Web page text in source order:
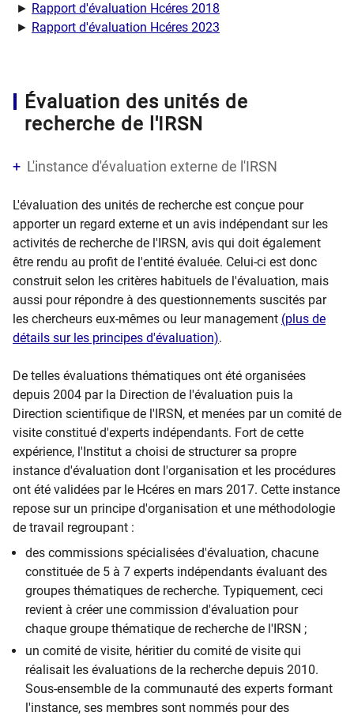
► Rapport d'évaluation Hcéres 2018
► Rapport d'évaluation Hcéres 2023
Évaluation des unités de
recherche de l'IRSN
L'instance d'évaluation externe de l'IRSN
L'évaluation des unités de recherche est conçue pour
apporter un regard externe et un avis indépendant sur les
activités de recherche de l'IRSN, avis qui doit également
être rendu au profit de l'entité évaluée. Celui-ci est donc
construit selon les critères habituels de l'évaluation, mais
aussi pour répondre à des questionnements suscités par
les chercheurs eux-mêmes ou leur management (plus de
détails sur les principes d'évaluation).
De telles évaluations thématiques ont été organisées
depuis 2004 par la Direction de l'évaluation puis la
Direction scientifique de l'IRSN, et menées par un comité de
visite constitué d'experts indépendants. Fort de cette
expérience, l'Institut a choisi de structurer sa propre
instance d'évaluation dont l'organisation et les procédures
ont été validées par le Hcéres en mars 2017. Cette instance
repose sur un principe d'organisation et une méthodologie
de travail regroupant :
des commissions spécialisées d'évaluation, chacune
constituée de 5 à 7 experts indépendants évaluant des
groupes thématiques de recherche. Typiquement, ceci
revient à créer une commission d'évaluation pour
chaque groupe thématique de recherche de l'IRSN ;​
​​un comité de visite, héritier du comité de visite qui
réalisait les évaluations de la recherche depuis 2010.
Sous-ensemble de la communauté des experts formant
l'instance, ses membres sont nommés pour des